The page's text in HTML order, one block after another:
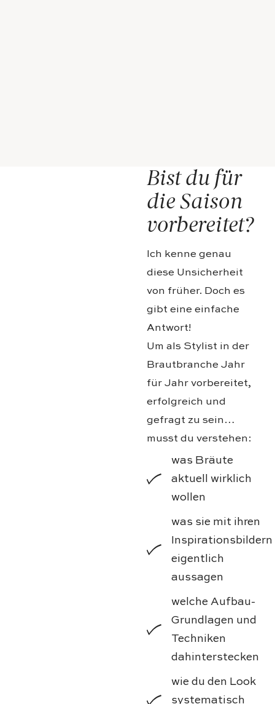
Bist du für
die Saison
vorbereitet?
Ich kenne genau
diese Unsicherheit
von früher. Doch es
gibt eine einfache
Antwort!
Um als Stylist in der
Brautbranche Jahr
für Jahr vorbereitet,
erfolgreich und
gefragt zu sein…
musst du verstehen:
was Bräute
aktuell wirklich
wollen
was sie mit ihren
Inspirationsbildern
eigentlich
aussagen
welche Aufbau-
Grundlagen und
Techniken
dahinterstecken
wie du den Look
systematisch